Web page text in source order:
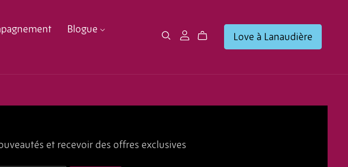
Blogue
Love à Lanaudière
et recevoir des offres exclusives